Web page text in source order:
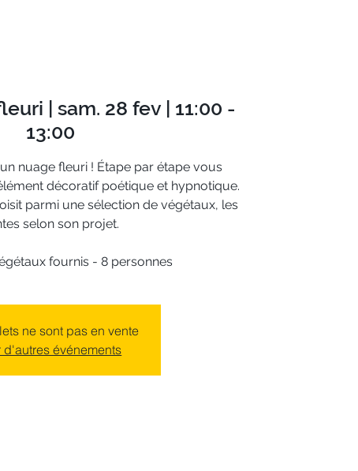
| sam. 28 fev | 11:00 -
13:00
nuage fleuri ! Étape par étape vous
décoratif poétique et hypnotique.
parmi une sélection de végétaux, les
selon son projet.
fournis - 8 personnes
ne sont pas en vente
d'autres événements